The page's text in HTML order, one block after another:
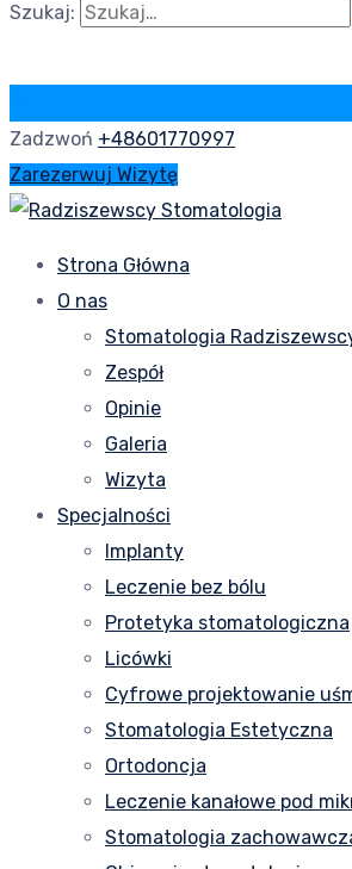
Szukaj:
Zadzwoń +48601770997
Zarezerwuj Wizytę
Strona Główna
O nas
Stomatologia
Zespół
Opinie
Galeria
Wizyta
Specjalności
Implanty
Leczenie bez bólu
Protetyka stomatologiczna
Licówki
Cyfrowe projektowanie
Stomatologia Estetyczna
Ortodoncja
Leczenie kanałowe pod
Stomatologia